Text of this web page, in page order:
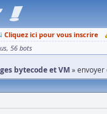
Cliquez ici pour vous inscrire
56 bots
bytecode et VM envoyer